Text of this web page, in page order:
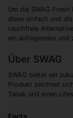
Um die SWAG
diese einfach und
rauchfreie
ein aufregendes und
Über SWAG
SWAG bietet ein
Produkt zeichnet
Tabak und einen
Facts